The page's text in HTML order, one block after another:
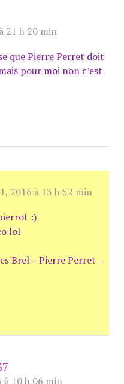
21 h 20 min
que Pierre Perret doit
pour moi non c’est
2016 à 13 h 52 min
:)
lol
Brel – Pierre Perret –
à 10 h 06 min